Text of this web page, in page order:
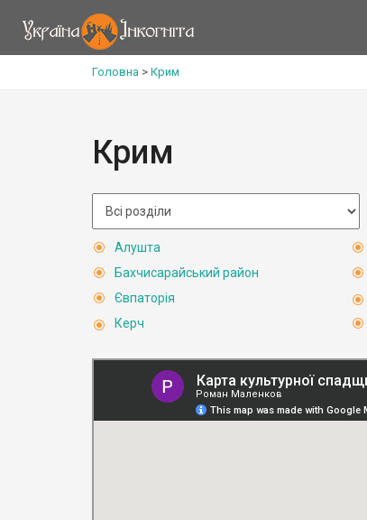
Головна > Крим
Крим
Алушта
Бахчисарайський район
Євпаторія
Керч